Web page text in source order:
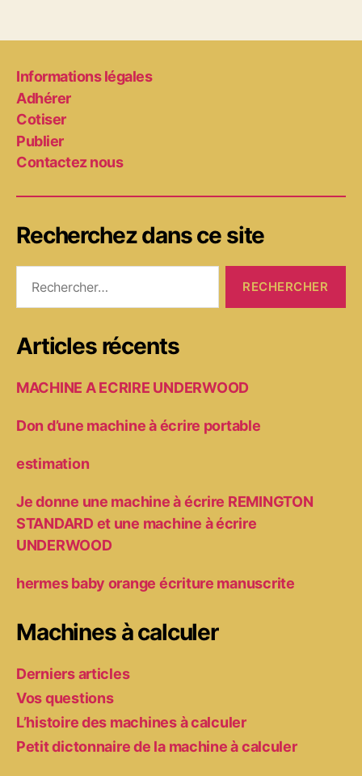
Informations légales
Adhérer
Cotiser
Publier
Contactez nous
Recherchez dans ce site
Articles récents
MACHINE A ECRIRE UNDERWOOD
Don d’une machine à écrire portable
estimation
Je donne une machine à écrire REMINGTON
STANDARD et une machine à écrire
UNDERWOOD
hermes baby orange écriture manuscrite
Machines à calculer
Derniers articles
Vos questions
L’histoire des machines à calculer
Petit dictonnaire de la machine à calculer